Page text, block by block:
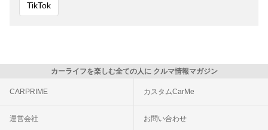
TikTok
カーライフを楽しむ全ての人に クルマ情報マガジン
CARPRIME カスタムCarMe
運営会社 お問い合わせ